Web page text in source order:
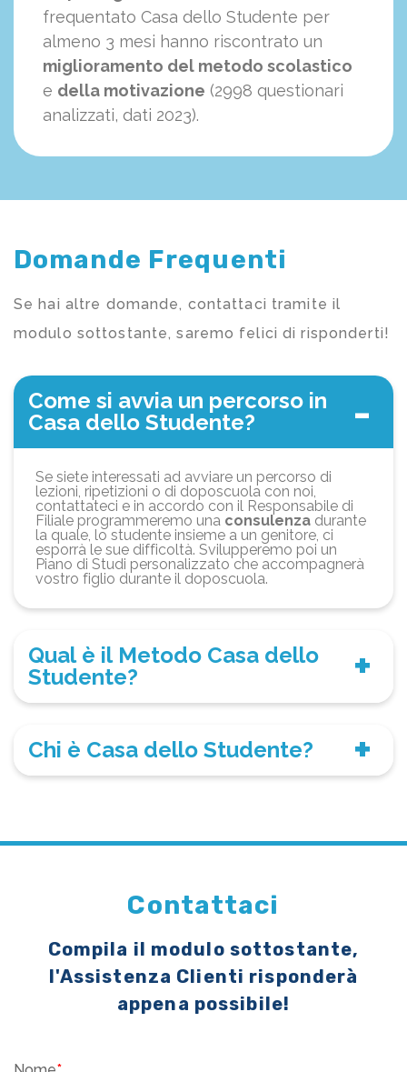
frequentato Casa dello Studente per
almeno 3 mesi hanno riscontrato un
miglioramento del metodo scolastico
e della motivazione (2998 questionari
analizzati, dati 2023).
Domande Frequenti
Se hai altre domande, contattaci tramite il
modulo sottostante, saremo felici di risponderti!
Come si avvia un percorso in
Casa dello Studente?
Se siete interessati ad avviare un percorso di
lezioni, ripetizioni o di doposcuola con noi,
contattateci e in accordo con il Responsabile di
Filiale programmeremo una consulenza durante
la quale, lo studente insieme a un genitore, ci
esporrà le sue difficoltà. Svilupperemo poi un
Piano di Studi personalizzato che accompagnerà
vostro figlio durante il doposcuola.
Qual è il Metodo Casa dello
Studente?
Chi è Casa dello Studente?
Contattaci
Compila il modulo sottostante,
l'Assistenza Clienti risponderà
appena possibile!